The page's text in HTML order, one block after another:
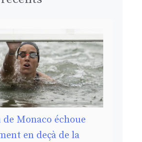
de Monaco échoue
en deçà de la